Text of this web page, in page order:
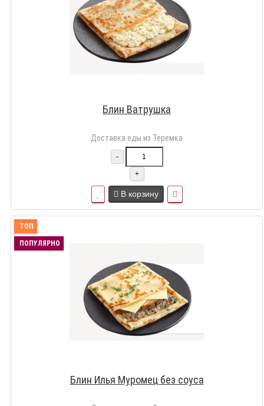
Блин Ватрушка
Доставка еды из Теремка
-
+
В корзину
ТОП
ПОПУЛЯРНО
Блин Илья Муромец без соуса